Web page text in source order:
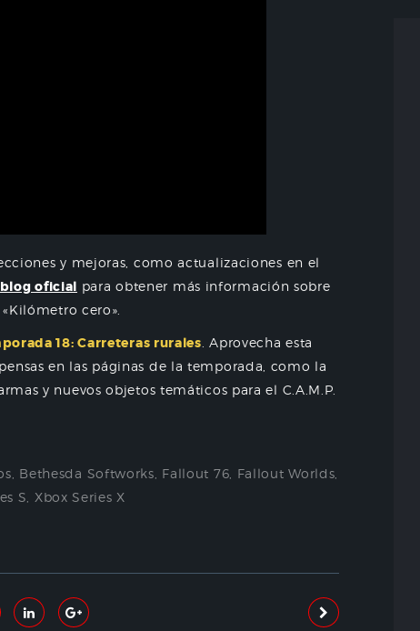
y mejoras, como actualizaciones en el
blog oficial para obtener más información sobre
cero».
18: Carreteras rurales . Aprovecha esta
en las páginas de la temporada, como la
y nuevos objetos temáticos para el C.A.M.P.
Bethesda Softworks Fallout 76 Fallout Worlds
S Xbox Series X